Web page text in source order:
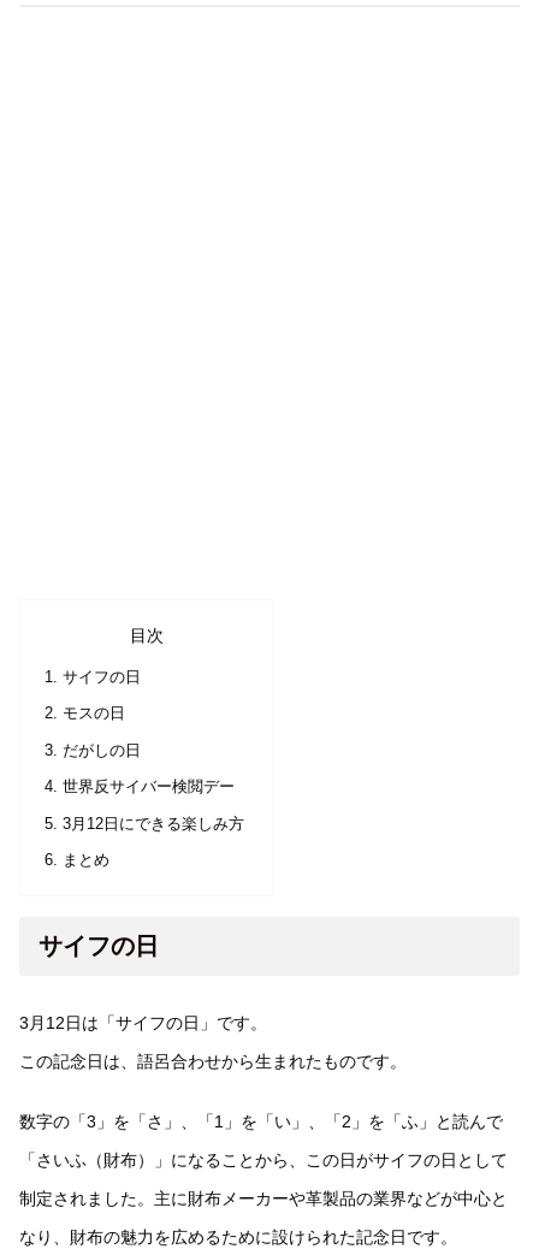
目次
サイフの日
モスの日
だがしの日
世界反サイバー検閲デー
3月12日にできる楽しみ方
まとめ
サイフの日
3月12日は「サイフの日」です。
この記念日は、語呂合わせから生まれたものです。
数字の「3」を「さ」、「1」を「い」、「2」を「ふ」と読んで
「さいふ（財布）」になることから、この日がサイフの日として
制定されました。主に財布メーカーや革製品の業界などが中心と
なり、財布の魅力を広めるために設けられた記念日です。